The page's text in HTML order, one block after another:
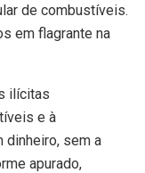
de combustíveis.
em flagrante na
ilícitas
e à
dinheiro, sem a
apurado,